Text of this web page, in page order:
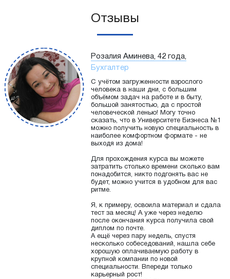
Отзывы
Розалия Аминева, 42 года,
Бухгалтер
С учётом загруженности взрослого
человека в наши дни, с большим
объёмом задач на работе и в быту,
большой занятостью, да с простой
человеческой ленью! Могу точно
сказать, что в Университете Бизнеса №1
можно получить новую специальность в
наиболее комфортном формате - не
выходя из дома!
Для прохождения курса вы можете
затратить столько времени сколько вам
понадобится, никто подгонять вас не
будет, можно учится в удобном для вас
ритме.
Я, к примеру, освоила материал и сдала
тест за месяц! А уже через неделю
после окончания курса получила свой
диплом по почте.
А ещё через пару недель, спустя
несколько собеседований, нашла себе
хорошую оплачиваемую работу в
крупной компании по новой
специальности. Впереди только
карьерный рост!